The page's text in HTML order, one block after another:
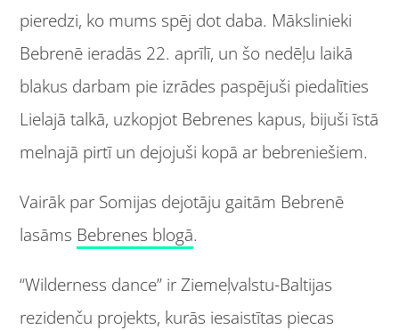
pieredzi, ko mums spēj dot daba. Mākslinieki
Bebrenē ieradās 22. aprīlī, un šo nedēļu laikā
blakus darbam pie izrādes paspējuši piedalīties
Lielajā talkā, uzkopjot Bebrenes kapus, bijuši īstā
melnajā pirtī un dejojuši kopā ar bebreniešiem.
Vairāk par Somijas dejotāju gaitām Bebrenē
lasāms Bebrenes blogā.
“Wilderness dance” ir Ziemeļvalstu-Baltijas
rezidenču projekts, kurās iesaistītas piecas